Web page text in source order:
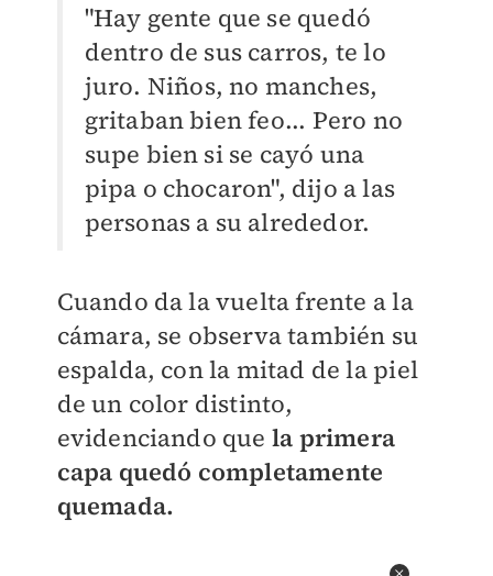
"Hay gente que se quedó
dentro de sus carros, te lo
juro. Niños, no manches,
gritaban bien feo... Pero no
supe bien si se cayó una
pipa o chocaron", dijo a las
personas a su alrededor.
Cuando da la vuelta frente a la
cámara, se observa también su
espalda, con la mitad de la piel
de un color distinto,
evidenciando que la primera
capa quedó completamente
quemada.